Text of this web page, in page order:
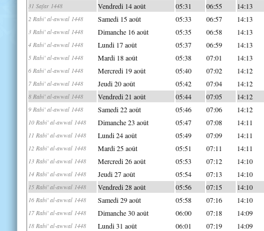
31 Safar 1448 Vendredi 14 août 05:31 06:55 14:13
2 Rabi' al-awwal 1448 Samedi 15 août 05:33 06:57 14:13
3 Rabi' al-awwal 1448 Dimanche 16 août 05:35 06:58 14:13
4 Rabi' al-awwal 1448 Lundi 17 août 05:37 06:59 14:13
5 Rabi' al-awwal 1448 Mardi 18 août 05:38 07:01 14:13
6 Rabi' al-awwal 1448 Mercredi 19 août 05:40 07:02 14:12
7 Rabi' al-awwal 1448 Jeudi 20 août 05:42 07:04 14:12
8 Rabi' al-awwal 1448 Vendredi 21 août 05:44 07:05 14:12
9 Rabi' al-awwal 1448 Samedi 22 août 05:46 07:06 14:12
10 Rabi' al-awwal 1448 Dimanche 23 août 05:47 07:08 14:11
11 Rabi' al-awwal 1448 Lundi 24 août 05:49 07:09 14:11
12 Rabi' al-awwal 1448 Mardi 25 août 05:51 07:11 14:11
13 Rabi' al-awwal 1448 Mercredi 26 août 05:53 07:12 14:10
14 Rabi' al-awwal 1448 Jeudi 27 août 05:54 07:13 14:10
15 Rabi' al-awwal 1448 Vendredi 28 août 05:56 07:15 14:10
16 Rabi' al-awwal 1448 Samedi 29 août 05:58 07:16 14:10
17 Rabi' al-awwal 1448 Dimanche 30 août 06:00 07:18 14:09
18 Rabi' al-awwal 1448 Lundi 31 août 06:01 07:19 14:09